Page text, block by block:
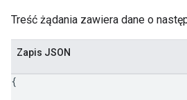
Treść żądania zawiera dane o
Zapis JSON
{